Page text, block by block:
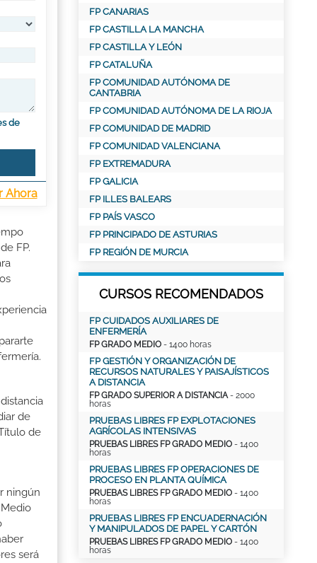
de
Ahora
FP.
de
de
ningún
será
FP CANARIAS
FP CASTILLA LA MANCHA
FP CASTILLA Y LEÓN
FP CATALUÑA
FP COMUNIDAD AUTÓNOMA DE
CANTABRIA
FP COMUNIDAD AUTÓNOMA DE LA RIOJA
FP COMUNIDAD DE MADRID
FP COMUNIDAD VALENCIANA
FP EXTREMADURA
FP GALICIA
FP ILLES BALEARS
FP PAÍS VASCO
FP PRINCIPADO DE ASTURIAS
FP REGIÓN DE MURCIA
CURSOS RECOMENDADOS
FP CUIDADOS AUXILIARES DE
ENFERMERÍA
FP GRADO MEDIO - 1400 horas
FP GESTIÓN Y ORGANIZACIÓN DE
RECURSOS NATURALES Y PAISAJÍSTICOS
A DISTANCIA
FP GRADO SUPERIOR A DISTANCIA- 2000
horas
PRUEBAS LIBRES FP EXPLOTACIONES
AGRÍCOLAS INTENSIVAS
PRUEBAS LIBRES FP GRADO MEDIO - 1400
horas
PRUEBAS LIBRES FP OPERACIONES DE
PROCESO EN PLANTA QUÍMICA
PRUEBAS LIBRES FP GRADO MEDIO - 1400
horas
PRUEBAS LIBRES FP ENCUADERNACIÓN
Y MANIPULADOS DE PAPEL Y CARTÓN
PRUEBAS LIBRES FP GRADO MEDIO - 1400
horas